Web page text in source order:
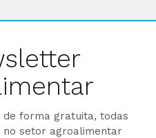
de forma gratuita, todas
no setor agroalimentar